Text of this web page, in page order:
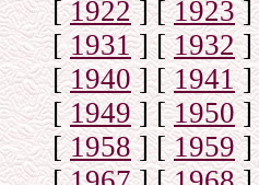
[1922] [1923]
[1931] [1932]
[1940] [1941]
[1949] [1950]
[1958] [1959]